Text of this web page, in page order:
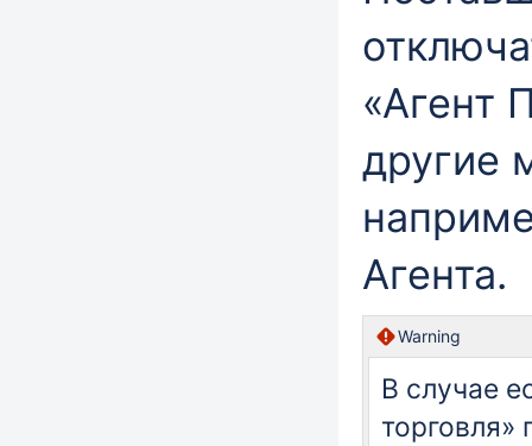
«Агент
другие
Агента.
Warning
В случае